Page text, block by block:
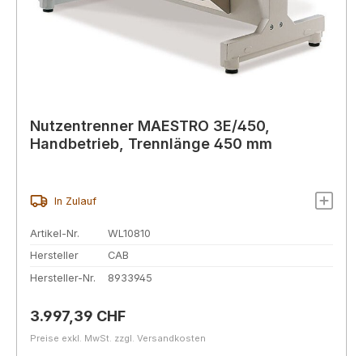
Nutzentrenner MAESTRO 3E/450,
Handbetrieb, Trennlänge 450 mm
In Zulauf
Artikel-Nr.
WL10810
Hersteller
CAB
Hersteller-Nr.
8933945
Regulärer Preis:
3.997,39 CHF
Preise exkl. MwSt. zzgl. Versandkosten